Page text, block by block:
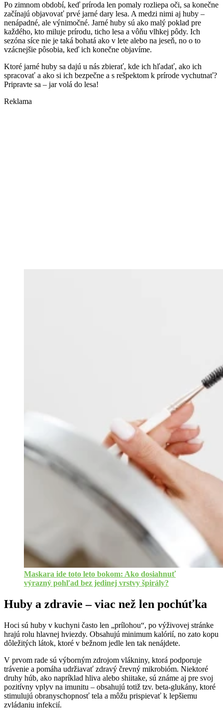
Po zimnom období, keď príroda len pomaly rozliepa oči, sa konečne
začínajú objavovať prvé jarné dary lesa. A medzi nimi aj huby –
nenápadné, ale výnimočné. Jarné huby sú ako malý poklad pre
každého, kto miluje prírodu, ticho lesa a vôňu vlhkej pôdy. Ich
sezóna síce nie je taká bohatá ako v lete alebo na jeseň, no o to
vzácnejšie pôsobia, keď ich konečne objavíme.
Ktoré jarné huby sa dajú u nás zbierať, kde ich hľadať, ako ich
spracovať a ako si ich bezpečne a s rešpektom k prírode vychutnať?
Pripravte sa – jar volá do lesa!
Reklama
Maskara ide toto leto bokom: Ako dosiahnuť
výrazný pohľad bez jedinej vrstvy špirály?
Huby a zdravie – viac než len pochúťka
Hoci sú huby v kuchyni často len „prílohou“, po výživovej stránke
hrajú rolu hlavnej hviezdy. Obsahujú minimum kalórií, no zato kopu
dôležitých látok, ktoré v bežnom jedle len tak nenájdete.
V prvom rade sú výborným zdrojom vlákniny, ktorá podporuje
trávenie a pomáha udržiavať zdravý črevný mikrobióm. Niektoré
druhy húb, ako napríklad hliva alebo shiitake, sú známe aj pre svoj
pozitívny vplyv na imunitu – obsahujú totiž tzv. beta-glukány, ktoré
stimulujú obranyschopnosť tela a môžu prispievať k lepšiemu
zvládaniu infekcií.